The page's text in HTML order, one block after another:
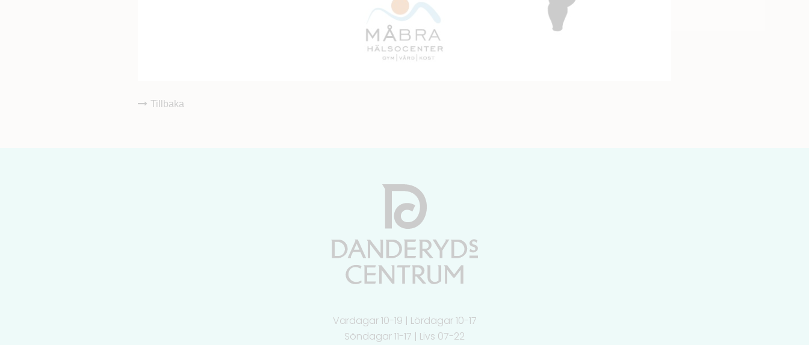
Tillbaka
Vardagar 10-19 | Lördagar 10-17
Söndagar 11-17 | Livs 07-22